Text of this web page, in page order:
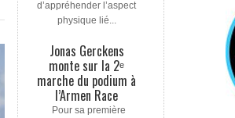
d’appréhender l’aspect
physique lié...
Jonas Gerckens
monte sur la 2ᵉ
marche du podium à
l’Armen Race
Pour sa première